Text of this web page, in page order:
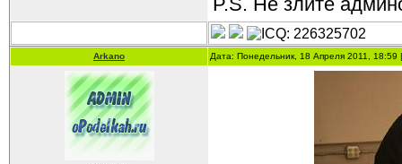
Arkano Дата: Понедельник, 18 Апреля 2011,